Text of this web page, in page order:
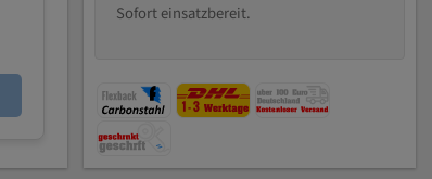
Sofort einsatzbereit.